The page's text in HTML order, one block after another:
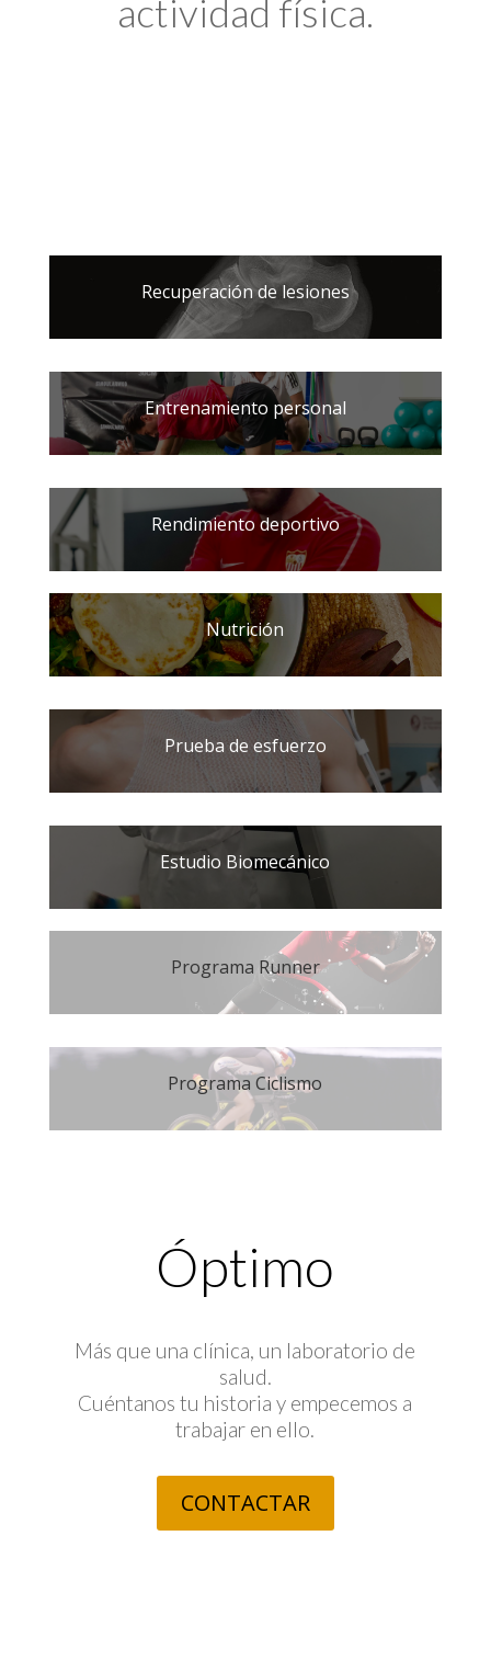
actividad física.
Recuperación de lesiones
Entrenamiento personal
Rendimiento deportivo
Nutrición
Prueba de esfuerzo
Estudio Biomecánico
Programa Runner
Programa Ciclismo
Óptimo
Más que una clínica, un laboratorio de
salud.
Cuéntanos tu historia y empecemos a
trabajar en ello.
CONTACTAR